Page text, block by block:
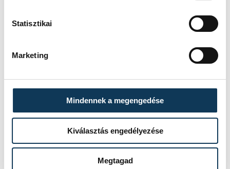
Statisztikai
Marketing
Mindennek a megengedése
Kiválasztás engedélyezése
Megtagad
Marótiné Koczur Györgyi adta át a
igazgatónak.
oktatás
Kavalecz Gábor